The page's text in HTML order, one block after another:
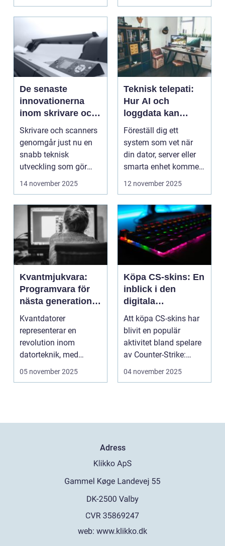
De senaste
innovationerna
inom skrivare och
scanners
Skrivare och scanners
genomgår just nu en
snabb teknisk
utveckling som gör
dem mer intell...
14 november 2025
Teknisk telepati:
Hur AI och
loggdata kan
förutsäga fel innan
de händer
Föreställ dig ett
system som vet när
din dator, server eller
smarta enhet kommer
12 november 2025
Kvantmjukvara:
Programvara för
nästa generations
datorer
Kvantdatorer
representerar en
revolution inom
datorteknik, med
kapacitet att lösa
05 november 2025
Köpa CS-skins: En
inblick i den
digitala
handelsvärlden
Att köpa CS-skins har
blivit en populär
aktivitet bland spelare
av Counter-Strike:
04 november 2025
Adress
web: www.klikko.dk